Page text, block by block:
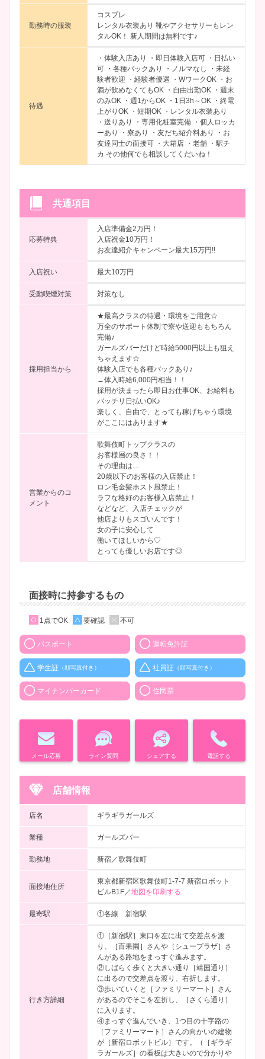
勤務時の服装
コスプレ
レンタル衣装あり 靴やアクセサリーもレン
タルOK！ 新人期間は無料です♪
待遇
・体験入店あり ・即日体験入店可 ・日払い
可 ・各種バックあり ・ノルマなし ・未経
験者歓迎 ・経験者優遇 ・WワークOK ・お
酒が飲めなくてもOK ・自由出勤OK ・週末
のみOK ・週1からOK ・1日3h～OK ・終電
上がりOK ・短期OK ・レンタル衣装あり
・送りあり ・専用化粧室完備 ・個人ロッカ
ーあり ・寮あり ・友だち紹介料あり ・お
友達同士の面接可 ・大箱店 ・老舗 ・駅チ
カ その他何でも相談してくだいね！
共通項目
応募特典
入店準備金2万円！
入店祝金10万円！
お友達紹介キャンペーン最大15万円!!
入店祝い 最大10万円
受動喫煙対策 対策なし
採用担当から
★最高クラスの待遇・環境をご用意☆
万全のサポート体制で寮や送迎ももちろん
完備♪
ガールズバーだけど時給5000円以上も狙え
ちゃえます☆
体験入店でも各種バックあり♪
→体入時給6,000円相当！！
採用が決まったら即日お仕事OK、お給料も
バッチリ日払いOK♪
楽しく、自由で、とっても稼げちゃう環境
がここにはあります★
営業からのコ
メント
歌舞伎町トップクラスの
お客様層の良さ！！
その理由は…
20歳以下のお客様の入店禁止！
ロン毛金髪ホスト風禁止！
ラフな格好のお客様入店禁止！
などなど、入店チェックが
他店よりもスゴいんです！
女の子に安心して
働いてほしいから♡
とっても優しいお店です◎
面接時に持参するもの
1点でOK 要確認 不可
パスポート 運転免許証
学生証 （顔写真付き） 社員証 （顔写真付き）
マイナンバーカード 住民票
メール応募 ライン質問 シェアする 電話する
店舗情報
店名 ギラギラガールズ
業種 ガールズバー
勤務地 新宿／歌舞伎町
面接地住所
東京都新宿区歌舞伎町1-7-7 新宿ロボット
ビルB1F／地図を印刷する
最寄駅 ①各線 新宿駅
行き方詳細
①［新宿駅］東口を左に出て交差点を渡
り、［百果園］さんや［シュープラザ］さ
んがある路地をまっすぐ進みます。
②しばらく歩くと大きい通り［靖国通り］
に出るので交差点を渡り、右折します。
③歩いていくと［ファミリーマート］さん
があるのでそこを左折し、［さくら通り］
に入ります。
④まっすぐ進んでいき、1つ目の十字路の
［ファミリーマート］さんの向かいの建物
が［新宿ロボットビル］です。（［ギラギ
ラガールズ］の看板は大きいので分かりや